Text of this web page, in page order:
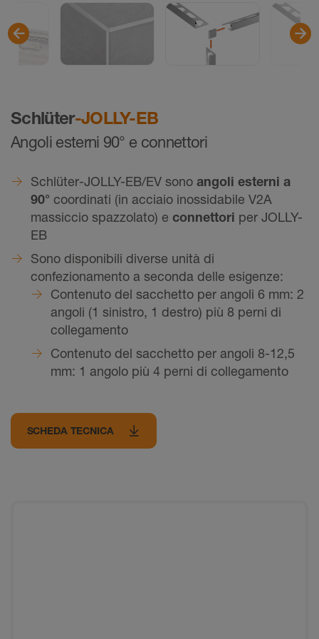
Schlüter-JOLLY-EB
Angoli esterni 90° e connettori
Schlüter-JOLLY-EB/EV sono angoli esterni a
90° coordinati (in acciaio inossidabile V2A
massiccio spazzolato) e connettori per JOLLY-
EB
Sono disponibili diverse unità di
confezionamento a seconda delle esigenze:
Contenuto del sacchetto per angoli 6 mm: 2
angoli (1 sinistro, 1 destro) più 8 perni di
collegamento
Contenuto del sacchetto per angoli 8-12,5
mm: 1 angolo più 4 perni di collegamento
SCHEDA TECNICA